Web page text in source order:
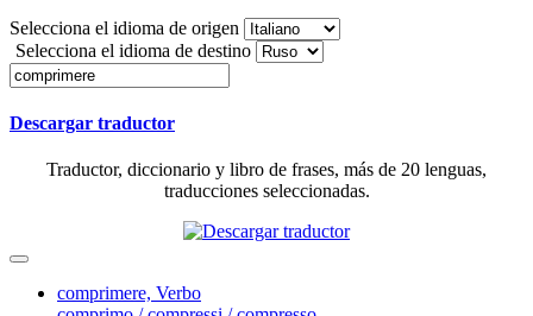
Selecciona el idioma de origen
Selecciona el idioma de destino
Descargar traductor
Traductor, diccionario y libro de frases, más de 20 lenguas,
traducciones seleccionadas.
comprimere, Verbo